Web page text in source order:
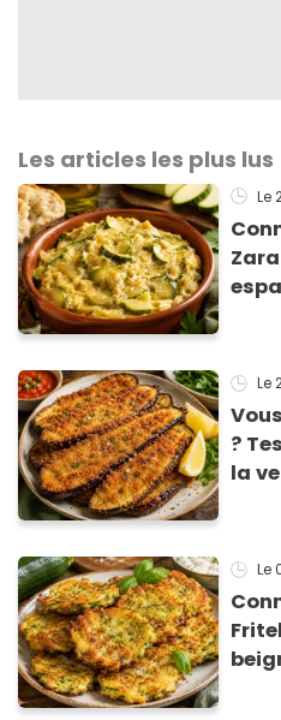
Les articles les plus lus
Le
Le
?
la
Le